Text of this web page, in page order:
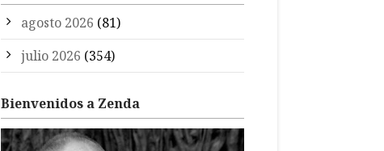
agosto 2026 (81)
julio 2026 (354)
Bienvenidos a Zenda